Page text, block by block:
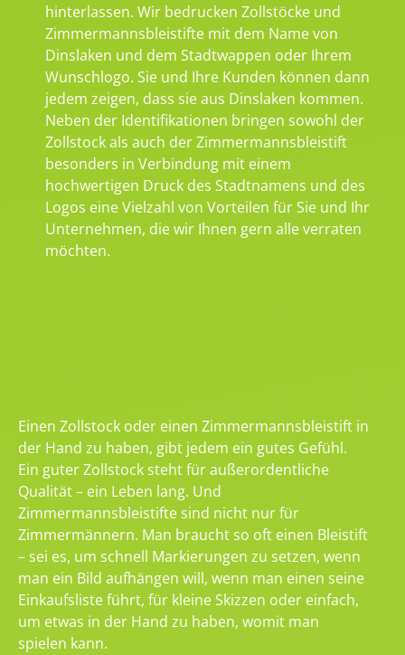
hinterlassen. Wir bedrucken Zollstöcke und
Zimmermannsbleistifte mit dem Name von
Dinslaken und dem Stadtwappen oder Ihrem
Wunschlogo. Sie und Ihre Kunden können dann
jedem zeigen, dass sie aus Dinslaken kommen.
Neben der Identifikationen bringen sowohl der
Zollstock als auch der Zimmermannsbleistift
besonders in Verbindung mit einem
hochwertigen Druck des Stadtnamens und des
Logos eine Vielzahl von Vorteilen für Sie und Ihr
Unternehmen, die wir Ihnen gern alle verraten
möchten.
Einen Zollstock oder einen Zimmermannsbleistift in
der Hand zu haben, gibt jedem ein gutes Gefühl.
Ein guter Zollstock steht für außerordentliche
Qualität – ein Leben lang. Und
Zimmermannsbleistifte sind nicht nur für
Zimmermännern. Man braucht so oft einen Bleistift
– sei es, um schnell Markierungen zu setzen, wenn
man ein Bild aufhängen will, wenn man einen seine
Einkaufsliste führt, für kleine Skizzen oder einfach,
um etwas in der Hand zu haben, womit man
spielen kann.